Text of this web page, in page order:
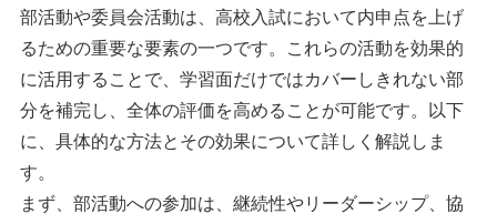
部活動や委員会活動は、高校入試において内申点を上げ
るための重要な要素の一つです。これらの活動を効果的
に活用することで、学習面だけではカバーしきれない部
分を補完し、全体の評価を高めることが可能です。以下
に、具体的な方法とその効果について詳しく解説しま
す。
まず、部活動への参加は、継続性やリーダーシップ、協